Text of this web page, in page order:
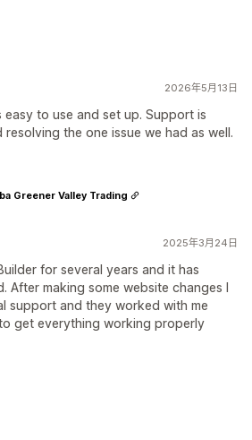
2026年5月13日
to use and set up. Support is
the one issue we had as well.
2025年3月24日
for several years and it has
After making some website changes I
support and they worked with me
get everything working properly
Greener Valley Trading